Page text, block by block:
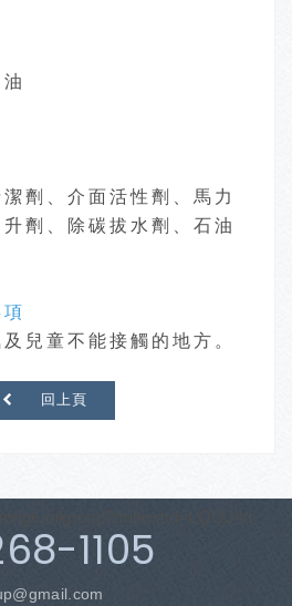
劑、介面活性劑、馬力
劑、除碳拔水劑、石油
兒童不能接觸的地方。
回上頁
1105
@gmail.com